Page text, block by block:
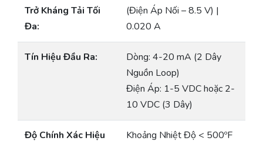
Trở Kháng Tải Tối
Đa:
(Điện Áp Nối – 8.5 V) |
0.020 A
Tín Hiệu Đầu Ra:
Dòng: 4-20 mA (2 Dây
Nguồn Loop)
Điện Áp: 1-5 VDC hoặc 2-
10 VDC (3 Dây)
Độ Chính Xác Hiệu
Khoảng Nhiệt Độ < 500ºF